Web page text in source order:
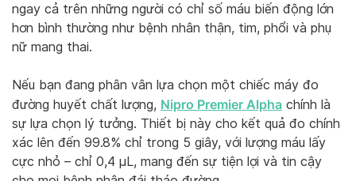
ngay cả trên những người có chỉ số máu biến động lớn
hơn bình thường như bệnh nhân thận, tim, phổi và phụ
nữ mang thai.
Nếu bạn đang phân vân lựa chọn một chiếc máy đo
đường huyết chất lượng, Nipro Premier Alpha chính là
sự lựa chọn lý tưởng. Thiết bị này cho kết quả đo chính
xác lên đến 99.8% chỉ trong 5 giây, với lượng máu lấy
cực nhỏ – chỉ 0,4 μL, mang đến sự tiện lợi và tin cậy